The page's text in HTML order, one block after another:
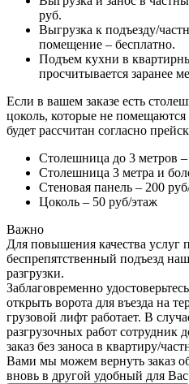
руб.
Выгрузка к подъезду/
помещение – бесплатно.
Подъем кухни в
просчитывается заранее
Если в вашем заказе есть
цоколь, которые не
будет рассчитан согласно
Столешница до 3 метров
Столешница 3 метра и
Стеновая панель – 200
Цоколь – 50 руб/этаж
Важно
Для повышения качества услуг
беспрепятственный подъезд
разгрузки.
Заблаговременно
открыть ворота для въезда на
грузовой лифт работает. В
разгрузочных работ сотрудник
заказ без заноса в квартиру/
Вами мы можем вернуть заказ
вновь в другой удобный для